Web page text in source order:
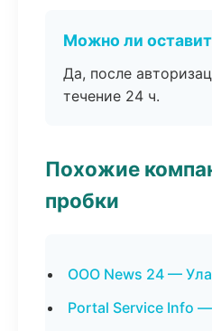
Можно ли
Да, после
течение 24 ч.
Похожие
пробки
ООО News 24 —
Portal Service Info